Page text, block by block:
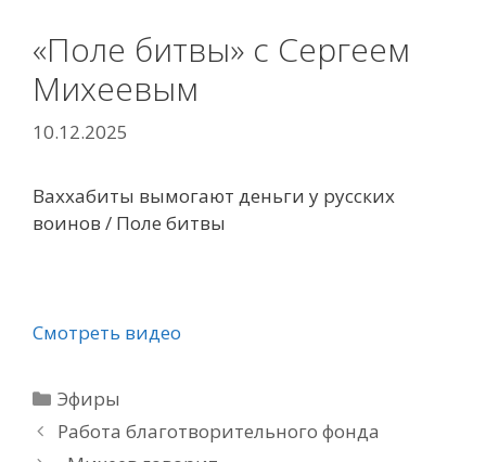
«Поле битвы» с Сергеем
Михеевым
10.12.2025
Ваххабиты вымогают деньги у русских
воинов / Поле битвы
Смотреть видео
Рубрики
Эфиры
Работа благотворительного фонда